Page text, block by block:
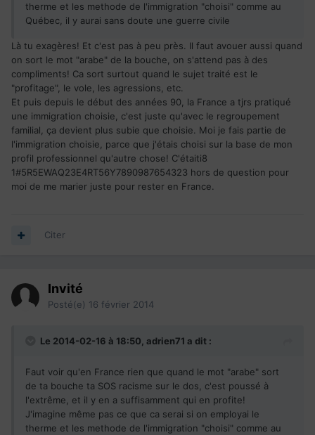
therme et les methode de l'immigration "choisi" comme au
Québec, il y aurai sans doute une guerre civile
Là tu exagères! Et c'est pas à peu près. Il faut avouer aussi quand
on sort le mot "arabe" de la bouche, on s'attend pas à des
compliments! Ca sort surtout quand le sujet traité est le
"profitage", le vole, les agressions, etc.
Et puis depuis le début des années 90, la France a tjrs pratiqué
une immigration choisie, c'est juste qu'avec le regroupement
familial, ça devient plus subie que choisie. Moi je fais partie de
l'immigration choisie, parce que j'étais choisi sur la base de mon
profil professionnel qu'autre chose! C'étaiti8
1#5R5EWAQ23E4RT56Y7890987654323 hors de question pour
moi de me marier juste pour rester en France.
Citer
Invité
Posté(e) 16 février 2014
Le 2014-02-16 à 18:50, adrien71 a dit :
Faut voir qu'en France rien que quand le mot "arabe" sort
de ta bouche ta SOS racisme sur le dos, c'est poussé à
l'extrême, et il y en a suffisamment qui en profite!
J'imagine même pas ce que ca serai si on employai le
therme et les methode de l'immigration "choisi" comme au